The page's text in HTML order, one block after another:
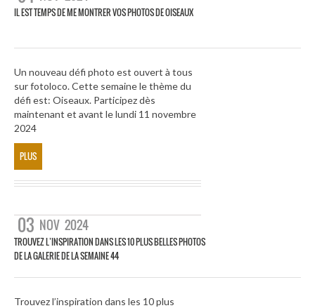
IL EST TEMPS DE ME MONTRER VOS PHOTOS DE OISEAUX
Un nouveau défi photo est ouvert à tous
sur fotoloco. Cette semaine le thème du
défi est: Oiseaux. Participez dès
maintenant et avant le lundi 11 novembre
2024
PLUS
03 NOV 2024
TROUVEZ L’INSPIRATION DANS LES 10 PLUS BELLES PHOTOS
DE LA GALERIE DE LA SEMAINE 44
Trouvez l’inspiration dans les 10 plus